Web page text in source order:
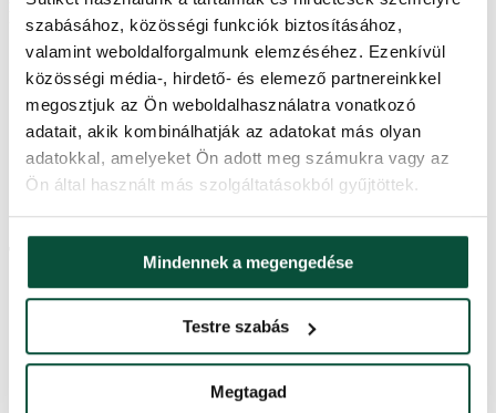
szabásához, közösségi funkciók biztosításához,
valamint weboldalforgalmunk elemzéséhez. Ezenkívül
közösségi média-, hirdető- és elemező partnereinkkel
megosztjuk az Ön weboldalhasználatra vonatkozó
adatait, akik kombinálhatják az adatokat más olyan
adatokkal, amelyeket Ön adott meg számukra vagy az
Ön által használt más szolgáltatásokból gyűjtöttek.
Mindennek a megengedése
Testre szabás
Megtagad
használható.
hidegfehér színű NANO LED fényfüzér
észrevétlen, vékony drótkábel
finom NANO LED-ek
8 világítási funkció
kintre és bentre is alkalmas
5 m-es tápkábel
Termékparaméterek
kültéri, beltéri
tárgyak és a minden irányból fröccsenő víz ellen